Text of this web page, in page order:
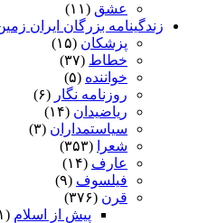
عشق (۱۱)
زندگینامه بزرگان ایران
پزشکان (۱۵)
خطاط (۳۷)
خواننده (۵)
روزنامه نگار (۶)
ریاضیدان (۱۴)
سیاستمداران (۳)
شعرا
(۳۵۳)
عارف (۱۴)
فیلسوف (۹)
قرن (۳۷۶)
پیش از اسلام (۱)